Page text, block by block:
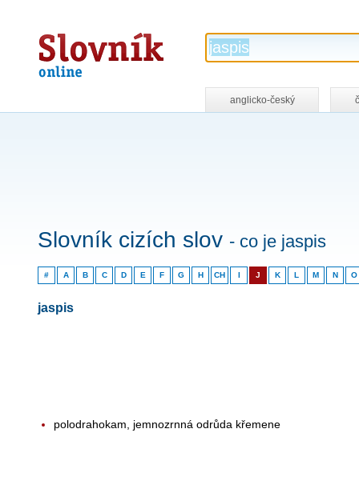
Slovník
online
anglicko-český
Slovník cizích slov - co je jaspis
# A B C D E F G H CH I J K L M N O
jaspis
polodrahokam, jemnozrnná odrůda křemene